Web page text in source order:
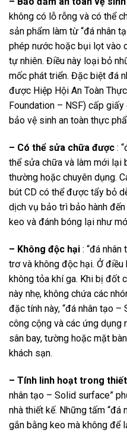
không có lỗ rỗng và có thể
sản phẩm làm từ “đá nhân
phép nước hoặc bụi lọt vào
tự nhiên. Điều này loại bỏ
mốc phát triển. Đặc biệt đá
được Hiệp Hội An Toàn
Foundation – NSF) cấp
bảo vệ sinh an toàn thực
– Có thể sửa chữa được :
thể sửa chữa và làm mới lại
thường hoặc chuyên dụng.
bút CD có thể được tẩy bỏ
dịch vụ bảo trì bảo hành
keo và đánh bóng lại như
– Không độc hại : “đá
trơ và không độc hại. Ở
không tỏa khí ga. Khi bị đốt
này nhẹ, không chứa các
đặc tính này, “đá nhân tạo
công cộng và các ứng dụng
sân bay, tường hoặc mặt
khách sạn.
– Tính linh hoạt trong
nhân tạo – Solid surface”
nhà thiết kế. Những tấm
gắn bằng keo mà không để